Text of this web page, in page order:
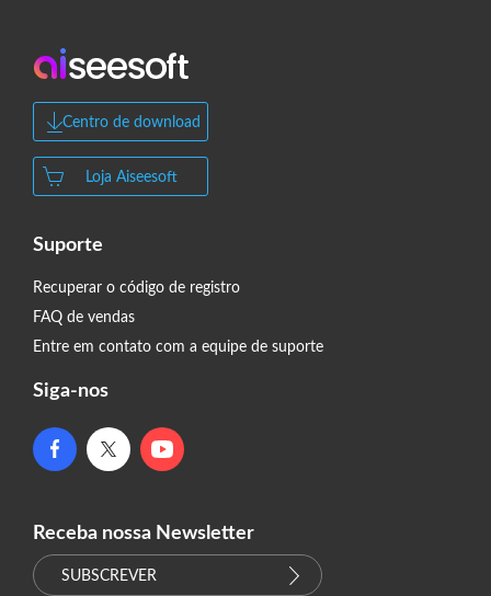
Centro de download
Loja Aiseesoft
Suporte
Recuperar o código de registro
FAQ de vendas
Entre em contato com a equipe de suporte
Siga-nos
Receba nossa Newsletter
SUBSCREVER